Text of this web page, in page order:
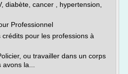
diabète, cancer , hypertension,
Professionnel
pour les professions à
ou travailler dans un corps
la...